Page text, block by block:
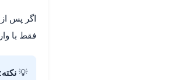
اگر پس
فقط با
💡 نکته: